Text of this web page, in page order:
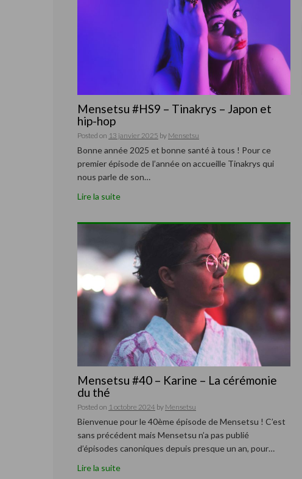
Mensetsu #HS9 – Tinakrys – Japon et
hip-hop
Posted on 13 janvier 2025 by Mensetsu
Bonne année 2025 et bonne santé à tous ! Pour ce
premier épisode de l’année on accueille Tinakrys qui
nous parle de son…
Lire la suite
Mensetsu #40 – Karine – La cérémonie
du thé
Posted on 1 octobre 2024 by Mensetsu
Bienvenue pour le 40ème épisode de Mensetsu ! C’est
sans précédent mais Mensetsu n’a pas publié
d’épisodes canoniques depuis presque un an, pour…
Lire la suite